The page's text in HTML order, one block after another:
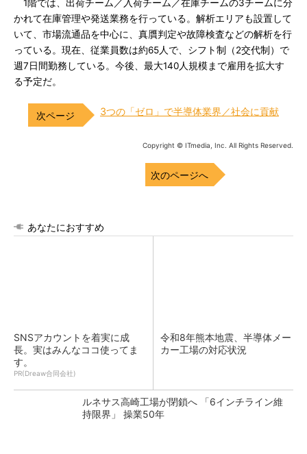
1階では、出荷チーム／入荷チーム／在庫チームの3チームに分
かれて在庫管理や発送業務を行っている。解析エリアも設置して
いて、市場流通品を中心に、真贋判定や故障検査などの解析を行
っている。現在、従業員数は約65人で、シフト制（2交代制）で
週7日間勤務している。今後、最大140人規模まで雇用を拡大す
る予定だ。
3つの「ゼロ」で半導体業界／社会に貢献
Copyright © ITmedia, Inc. All Rights Reserved.
次のページへ
あなたにおすすめ
SNSアカウントを着実に成
長。実はみんなココ使ってま
す。
PR(Dreaw合同会社)
令和8年熊本地震、半導体メー
カー工場の対応状況
ルネサス高崎工場が閉鎖へ 「6インチライン維
持限界」 操業50年